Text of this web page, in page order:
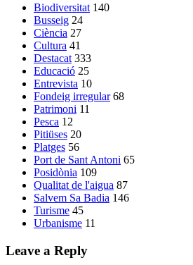
Biodiversitat 140
Busseig 24
Ciència 27
Cultura 41
Destacat 333
Educació 25
Entrevista 10
Fondeig irregular 68
Patrimoni 11
Pesca 12
Pitiüses 20
Platges 56
Port de Sant Antoni 65
Posidònia 109
Qualitat de l'aigua 87
Salvem Sa Badia 146
Turisme 45
Urbanisme 11
Leave a Reply